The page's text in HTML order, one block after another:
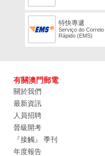
特快專遞
Serviço do Correio
Rápido (EMS)
有關澳門郵電
關於我們
最新資訊
人員招聘
晉級開考
『接觸』 季刊
年度報告